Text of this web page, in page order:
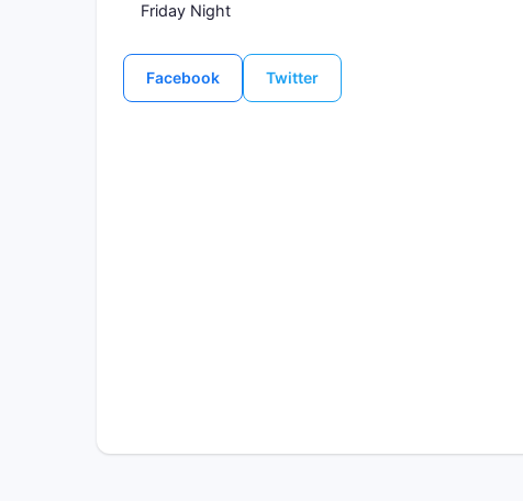
Friday Night
Facebook Twitter